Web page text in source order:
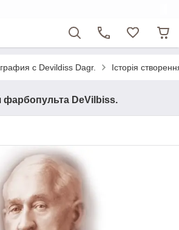
с Devildiss Dagr. Історія
фарбопульта DeVilbiss.